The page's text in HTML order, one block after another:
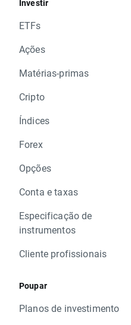
Investir
ETFs
Ações
Matérias-primas
Cripto
Índices
Forex
Opções
Conta e taxas
Especificação de
instrumentos
Cliente profissionais
Poupar
Planos de investimento